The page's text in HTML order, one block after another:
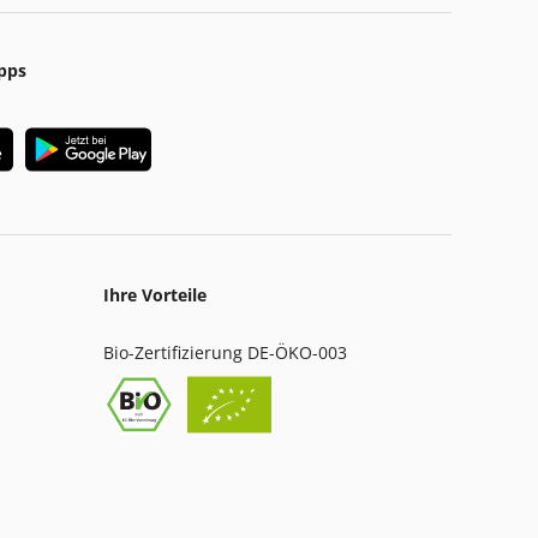
Ihre Vorteile
Bio-Zertifizierung DE-ÖKO-003